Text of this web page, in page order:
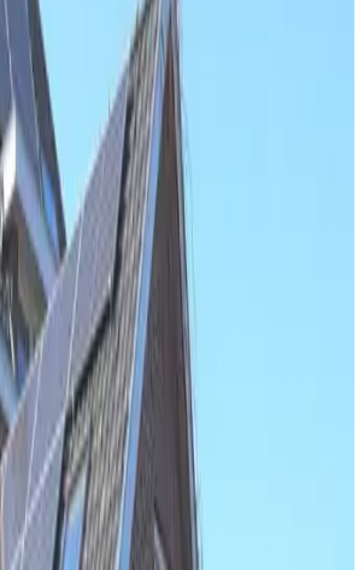
gebruik)
B&B
beschikbaarheid en prijzen te zien